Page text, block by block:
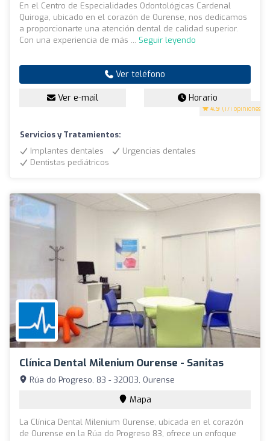
4.9 (171 opiniones)
En el Centro de Especialidades Odontológicas Cardenal
Quiroga, ubicado en el corazón de Ourense, nos dedicamos
a proporcionarte una atención dental de calidad superior.
Con una experiencia de más ... Seguir leyendo
Ver teléfono
Ver e-mail Horario
Servicios y Tratamientos:
Implantes dentales
Urgencias dentales
Dentistas pediátricos
Clínica Dental Milenium Ourense - Sanitas
Rúa do Progreso, 83 - 32003, Ourense
Mapa
La Clínica Dental Milenium Ourense, ubicada en el corazón
de Ourense en la Rúa do Progreso 83, ofrece un enfoque